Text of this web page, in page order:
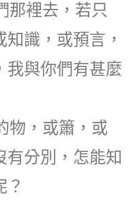
那裡去，若只
識，或預言，
我與你們有甚麼
物，或簫，或
有分別，怎能知
？